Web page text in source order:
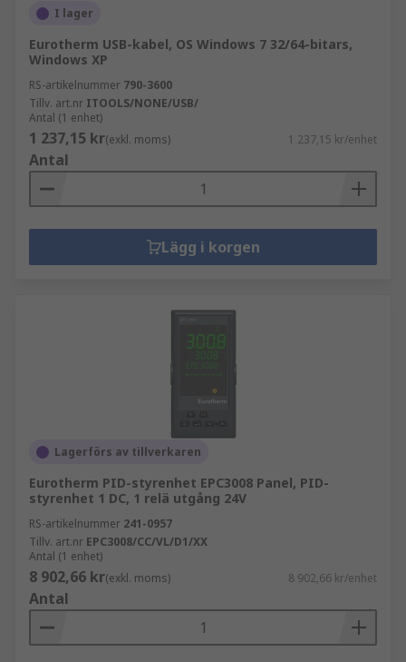
I lager
Eurotherm USB-kabel, OS Windows 7 32/64-bitars,
Windows XP
RS-artikelnummer 790-3600
Tillv. art.nr ITOOLS/NONE/USB/
Antal (1 enhet)
1 237,15 kr(exkl. moms) 1 237,15 kr/enhet
Antal
Lägg i korgen
Lagerförs av tillverkaren
Eurotherm PID-styrenhet EPC3008 Panel, PID-
styrenhet 1 DC, 1 relä utgång 24V
RS-artikelnummer 241-0957
Tillv. art.nr EPC3008/CC/VL/D1/XX
Antal (1 enhet)
8 902,66 kr(exkl. moms) 8 902,66 kr/enhet
Antal